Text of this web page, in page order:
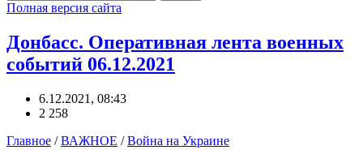
Полная версия сайта
Донбасс. Оперативная лента военных
событий 06.12.2021
6.12.2021, 08:43
2 258
Главное /ВАЖНОЕ /Война на Украине